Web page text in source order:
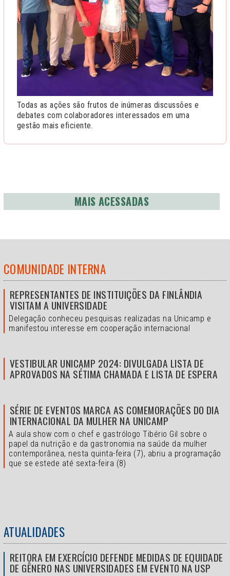
Todas as ações são frutos de inúmeras discussões e
debates com colaboradores interessados em uma
gestão mais eficiente.
MAIS ACESSADAS
COMUNIDADE INTERNA
REPRESENTANTES DE INSTITUIÇÕES DA FINLÂNDIA
VISITAM A UNIVERSIDADE
Delegação conheceu pesquisas realizadas na Unicamp e
manifestou interesse em cooperação internacional
VESTIBULAR UNICAMP 2024: DIVULGADA LISTA DE
APROVADOS NA SÉTIMA CHAMADA E LISTA DE ESPERA
SÉRIE DE EVENTOS MARCA AS COMEMORAÇÕES DO DIA
INTERNACIONAL DA MULHER NA UNICAMP
A aula show com o chef e gastrólogo Tibério Gil sobre o
papel da nutrição e da gastronomia na saúde da mulher
contemporânea, nesta quinta-feira (7), abriu a programação
que se estede até sexta-feira (8)
ATUALIDADES
REITORA EM EXERCÍCIO DEFENDE MEDIDAS DE EQUIDADE
DE GÊNERO NAS UNIVERSIDADES EM EVENTO NA USP